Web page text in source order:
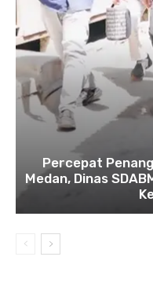
Percepat
Medan, Dinas